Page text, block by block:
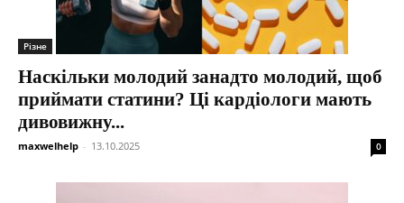
Різне
Наскільки молодий занадто молодий, щоб
приймати статини? Ці кардіологи мають
дивовижну...
maxwelhelp - 13.10.2025 0